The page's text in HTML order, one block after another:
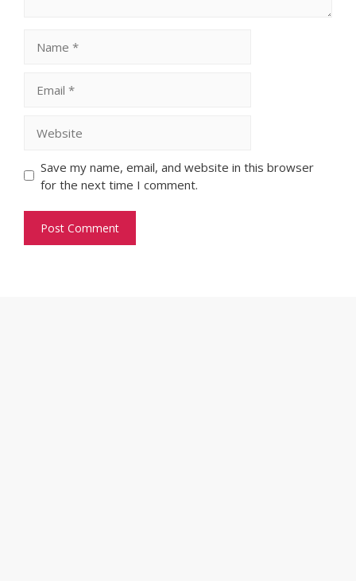
Save my name, email, and website in this browser
for the next time I comment.